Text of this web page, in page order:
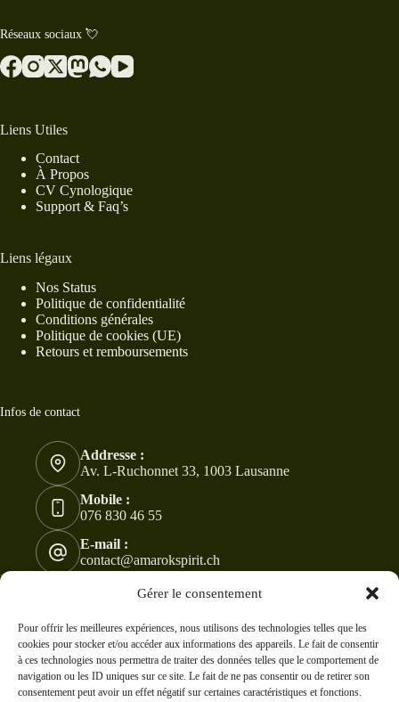
Gérer le consentement
Pour offrir les meilleures expériences, nous utilisons des technologies telles que les
cookies pour stocker et/ou accéder aux informations des appareils. Le fait de consentir
à ces technologies nous permettra de traiter des données telles que le comportement de
navigation ou les ID uniques sur ce site. Le fait de ne pas consentir ou de retirer son
consentement peut avoir un effet négatif sur certaines caractéristiques et fonctions.
Réseaux sociaux 💘
Liens Utiles
Contact
À Propos
CV Cynologique
Support & Faq’s
Liens légaux
Nos Status
Politique de confidentialité
Conditions générales
Politique de cookies (UE)
Retours et remboursements
Infos de contact
Addresse :
Av. L-Ruchonnet 33, 1003 Lausanne
Mobile :
076 830 46 55
E-mail :
contact@amarokspirit.ch
Copyright © 2024 -2026 - Tous droits réservés à
AmarokSpirit. Modifications et ventes sont interdites !